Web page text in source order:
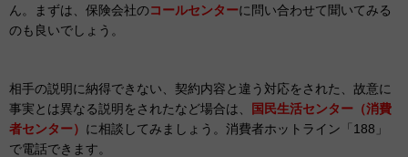
ん。まずは、保険会社のコールセンターに問い合わせて聞いてみる
のも良いでしょう。
相手の説明に納得できない、契約内容と違う対応をされた、故意に
事実とは異なる説明をされたなど場合は、
国民生活センター（消費
者センター） に相談してみましょう。消費者ホットライン「188」
で電話できます。